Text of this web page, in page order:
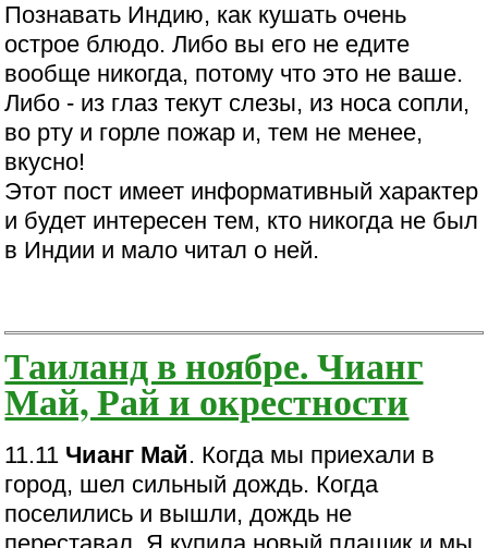
Познавать Индию, как кушать очень
острое блюдо. Либо вы его не едите
вообще никогда, потому что это не ваше.
Либо - из глаз текут слезы, из носа сопли,
во рту и горле пожар и, тем не менее,
вкусно!
Этот пост имеет информативный характер
и будет интересен тем, кто никогда не был
в Индии и мало читал о ней.
Таиланд в ноябре. Чианг
Май, Рай и окрестности
11.11 Чианг Май. Когда мы приехали в
город, шел сильный дождь. Когда
поселились и вышли, дождь не